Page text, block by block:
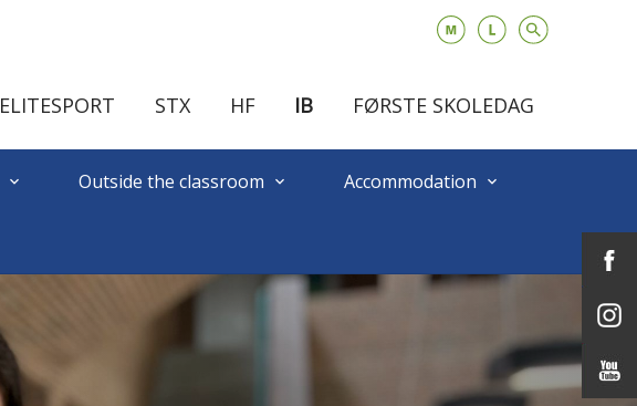
ELITESPORT STX HF IB FØRSTE SKOLEDAG
keyboard_arrow_down Outside the classroom keyboard_arrow_down Accommodation keyboard_arrow_down